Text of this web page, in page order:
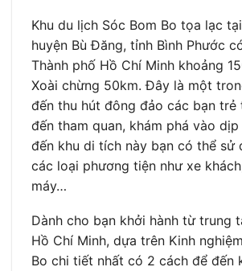
Khu du lịch Sóc Bom Bo tọa lạc
huyện Bù Đăng, tỉnh Bình Phước
Thành phố Hồ Chí Minh khoảng
Xoài chừng 50km. Đây là một
đến thu hút đông đảo các bạn trẻ
đến tham quan, khám phá vào
đến khu di tích này bạn có thể sử
các loại phương tiện như xe
máy…
Dành cho bạn khởi hành từ trung
Hồ Chí Minh, dựa trên Kinh
Bo chi tiết nhất có 2 cách để đến